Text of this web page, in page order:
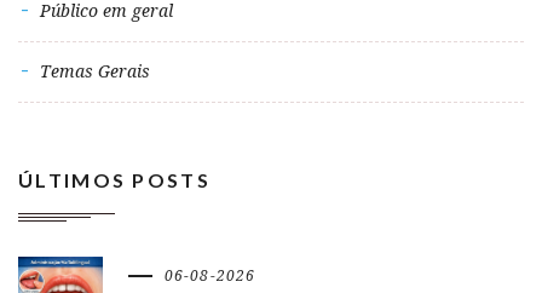
Público em geral
Temas Gerais
ÚLTIMOS POSTS
06-08-2026